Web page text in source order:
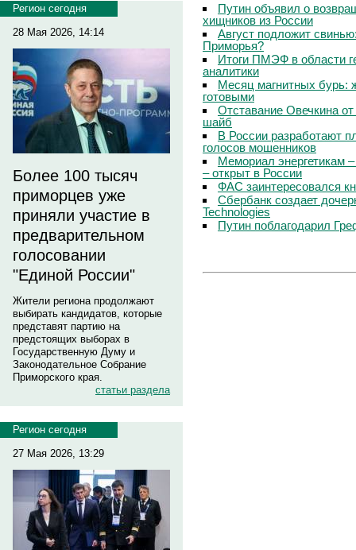
Регион сегодня
28 Мая 2026, 14:14
Более 100 тысяч
приморцев уже
приняли участие в
предварительном
голосовании
"Единой России"
Жители региона продолжают
выбирать кандидатов, которые
представят партию на
предстоящих выборах в
Государственную Думу и
Законодательное Собрание
Приморского края.
статьи раздела
Регион сегодня
27 Мая 2026, 13:29
Путин объявил о
хищников из России
Август подложит
Приморья?
Итоги ПМЭФ в области
аналитики
Месяц магнитных бурь:
готовыми
Отставание Овечкина
шайб
В России разработают
голосов мошенников
Мемориал энергетикам
– открыт в России
ФАС заинтересовался
Сбербанк создает
Technologies
Путин поблагодарил